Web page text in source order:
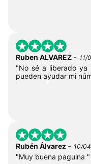
Ruben ALVAREZ - 11/
"No sé a liberado ya
pueden ayudar mi
Rubén Álvarez - 10/
"Muy buena paguina "